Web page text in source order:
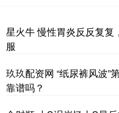
星火牛 慢性胃炎反反复复
服
玖玖配资网 “纸尿裤风波”
靠谱吗？